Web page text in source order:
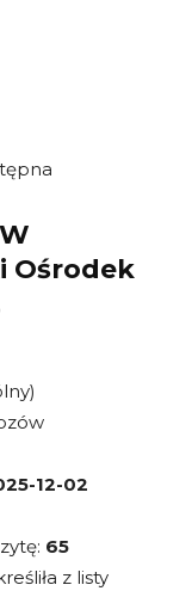
Ośrodek
12-02
65
z listy